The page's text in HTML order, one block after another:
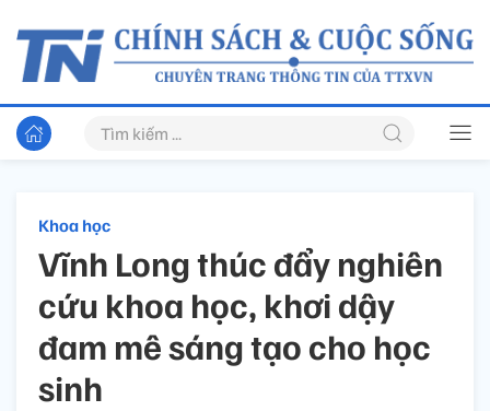
Khoa học
Vĩnh Long thúc đẩy nghiên
cứu khoa học, khơi dậy
đam mê sáng tạo cho học
sinh